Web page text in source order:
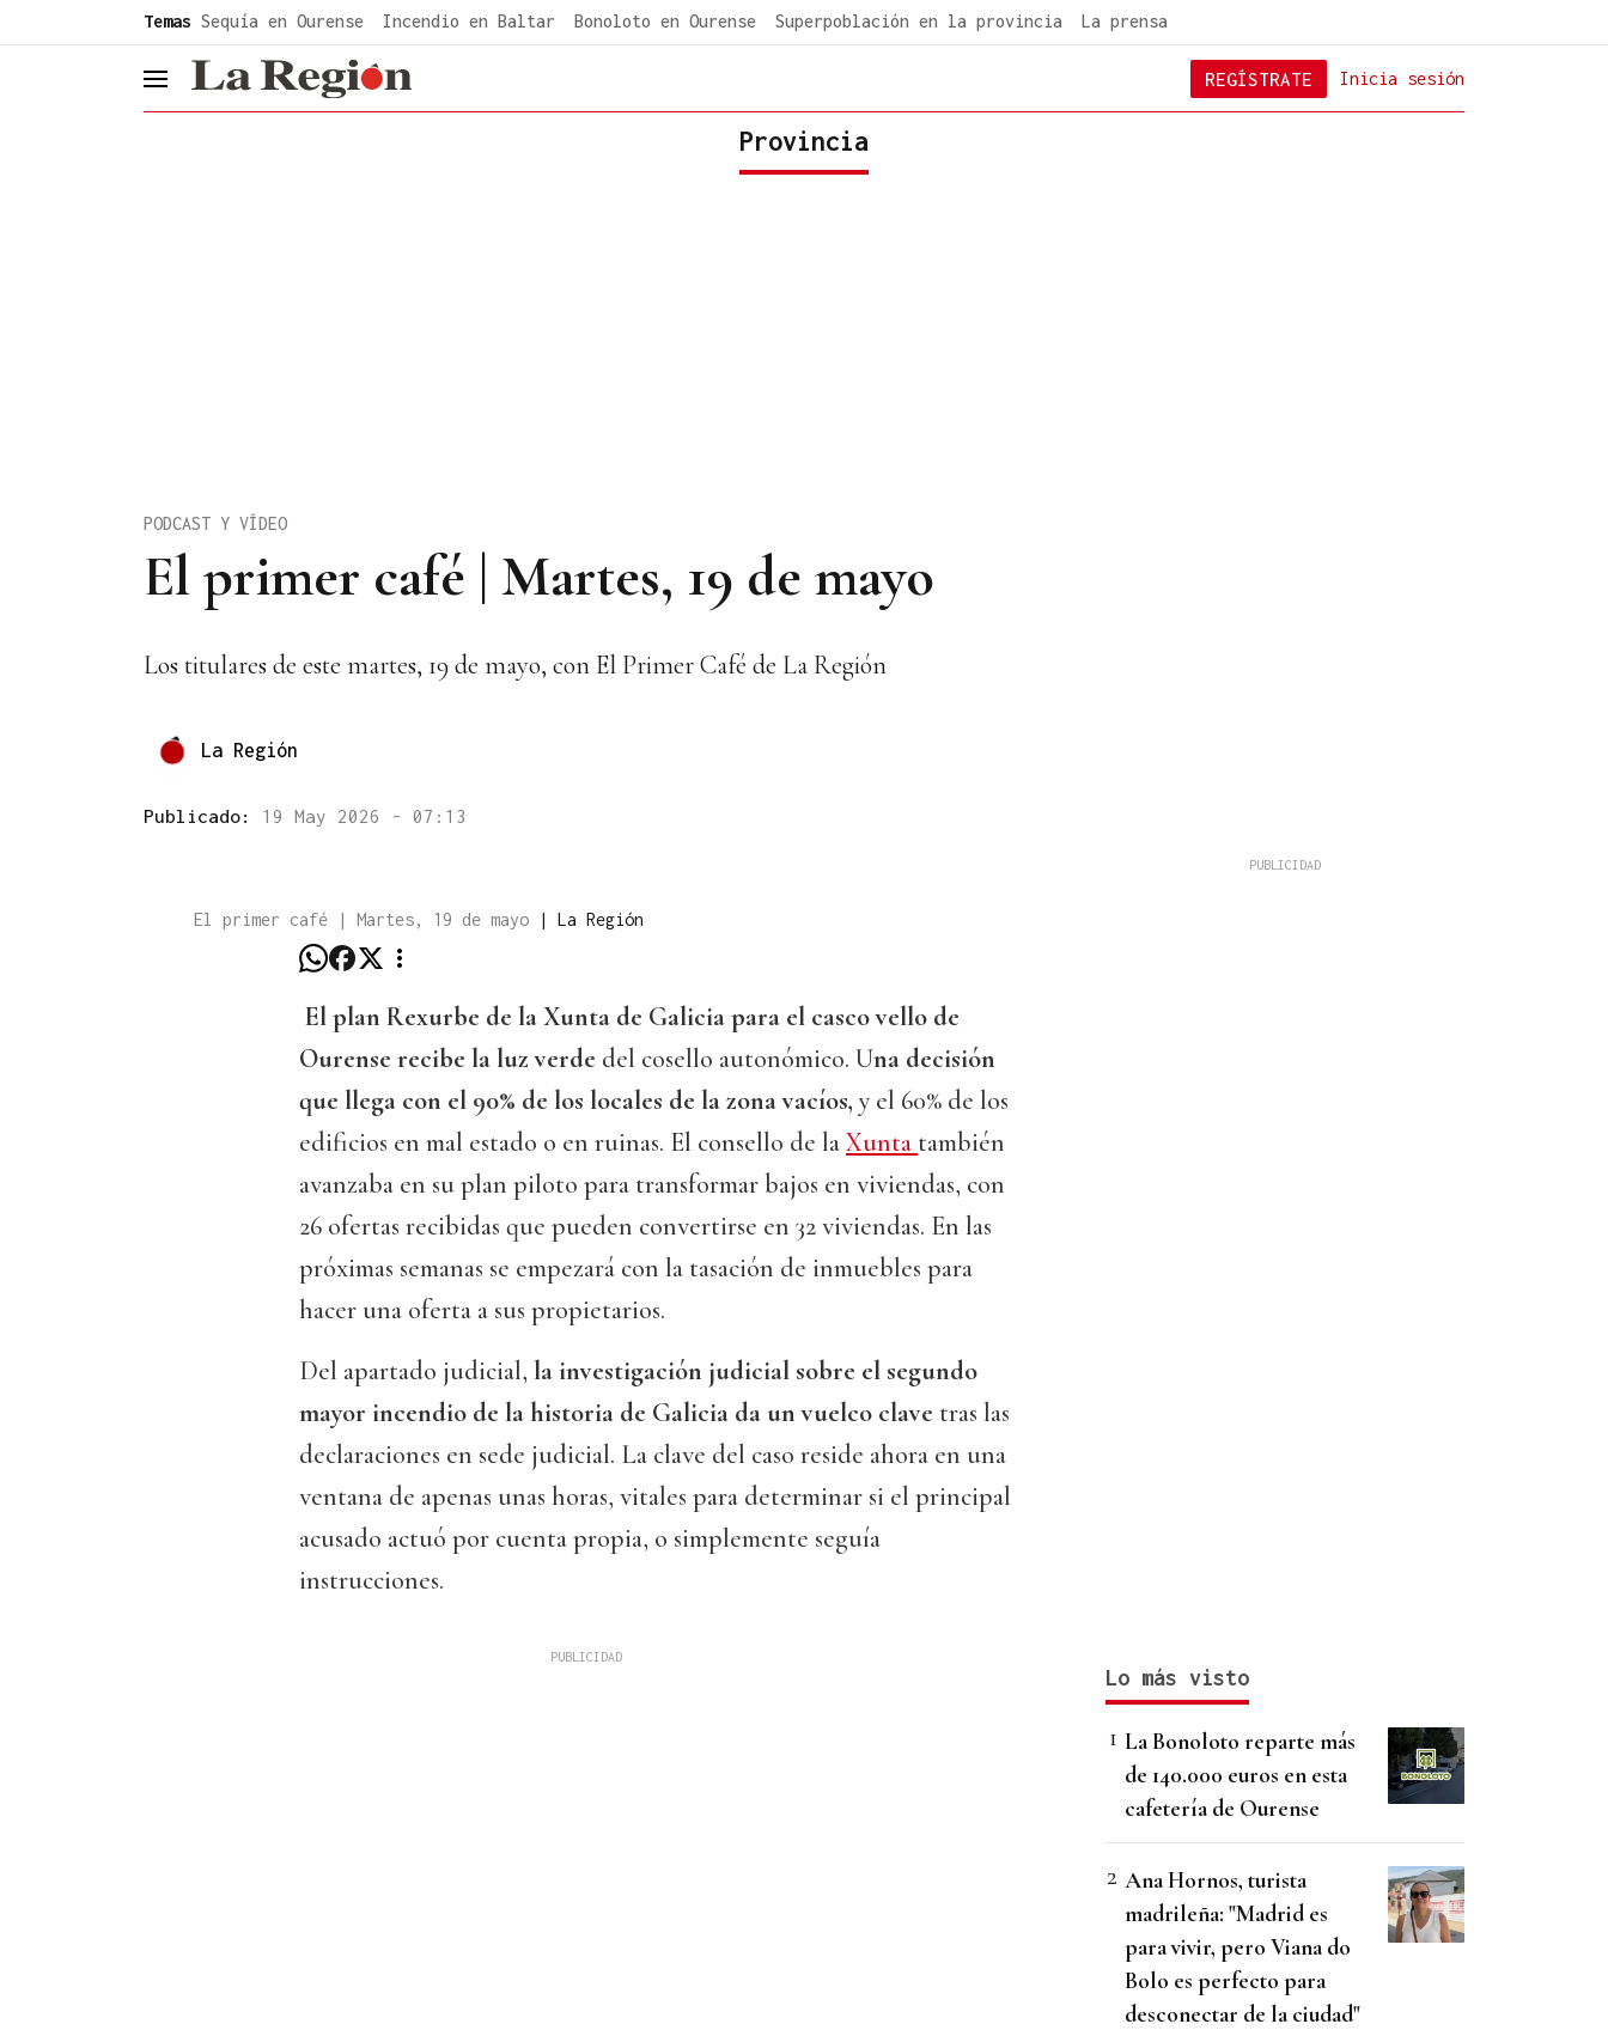
Temas Sequía en Ourense Incendio en Baltar Bonoloto en Ourense Superpoblación en la provincia La prensa
header.menu.open Inicia sesión
REGÍSTRATE
Provincia
El primer café | Martes, 19 de mayo
PODCAST Y VÍDEO
Los titulares de este martes, 19 de mayo, con El Primer Café de La Región
La Región
Publicado: 19 May 2026 - 07:13
El primer café | Martes, 19 de mayo | La Región
El plan Rexurbe de la Xunta de Galicia para el casco vello de
Ourense recibe la luz verde del cosello autonómico. Una decisión
que llega con el 90% de los locales de la zona vacíos, y el 60% de los
edificios en mal estado o en ruinas. El consello de laXunta también
avanzaba en su plan piloto para transformar bajos en viviendas, con
26 ofertas recibidas que pueden convertirse en 32 viviendas. En las
próximas semanas se empezará con la tasación de inmuebles para
hacer una oferta a sus propietarios.
Del apartado judicial, la investigación judicial sobre el segundo
mayor incendio de la historia de Galicia da un vuelco clave tras las
declaraciones en sede judicial. La clave del caso reside ahora en una
ventana de apenas unas horas, vitales para determinar si el principal
acusado actuó por cuenta propia, o simplemente seguía
instrucciones.
Lo más visto
La Bonoloto reparte más
de 140.000 euros en esta
cafetería de Ourense
Ana Hornos, turista
madrileña: "Madrid es
para vivir, pero Viana do
Bolo es perfecto para
desconectar de la ciudad"